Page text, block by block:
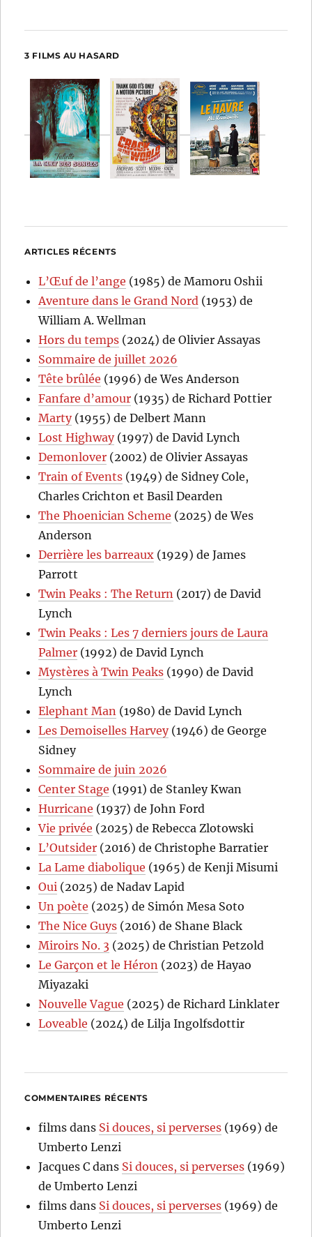
3 FILMS AU HASARD
ARTICLES RÉCENTS
L’Œuf de l’ange (1985) de Mamoru Oshii
Aventure dans le Grand Nord (1953) de
William A. Wellman
Hors du temps (2024) de Olivier Assayas
Sommaire de juillet 2026
Tête brûlée (1996) de Wes Anderson
Fanfare d’amour (1935) de Richard Pottier
Marty(1955) de Delbert Mann
Lost Highway(1997) de David Lynch
Demonlover (2002) de Olivier Assayas
Train of Events (1949) de Sidney Cole,
Charles Crichton et Basil Dearden
The Phoenician Scheme (2025) de Wes
Anderson
Derrière les barreaux (1929) de James
Parrott
Twin Peaks : The Return (2017) de David
Lynch
Twin Peaks : Les 7 derniers jours de Laura
Palmer (1992) de David Lynch
Mystères à Twin Peaks (1990) de David
Lynch
Elephant Man (1980) de David Lynch
Les Demoiselles Harvey(1946) de George
Sidney
Sommaire de juin 2026
Center Stage (1991) de Stanley Kwan
Hurricane (1937) de John Ford
Vie privée (2025) de Rebecca Zlotowski
L’Outsider (2016) de Christophe Barratier
La Lame diabolique (1965) de Kenji Misumi
Oui (2025) de Nadav Lapid
Un poète (2025) de Simón Mesa Soto
The Nice Guys (2016) de Shane Black
Miroirs No. 3 (2025) de Christian Petzold
Le Garçon et le Héron (2023) de Hayao
Miyazaki
Nouvelle Vague (2025) de Richard Linklater
Loveable (2024) de Lilja Ingolfsdottir
COMMENTAIRES RÉCENTS
films dans Si douces, si perverses (1969) de
Umberto Lenzi
Jacques C dans Si douces, si perverses (1969)
de Umberto Lenzi
films dans Si douces, si perverses (1969) de
Umberto Lenzi